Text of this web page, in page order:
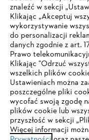
TWOJA
Korzystasz z
celu optymalnego
przejście do jednej z
znaleźć w sekcji
Klikając „Akceptuj
wykorzystywanie
do personalizacji
danych zgodnie z art.
Prawo
Klikając "Odrzuć
wszelkich plików
Ustawieniach można
poszczególne pliki
wycofać swoją zgodę
plików cookie lub
przyszłość w sekcji
Więcej informacji